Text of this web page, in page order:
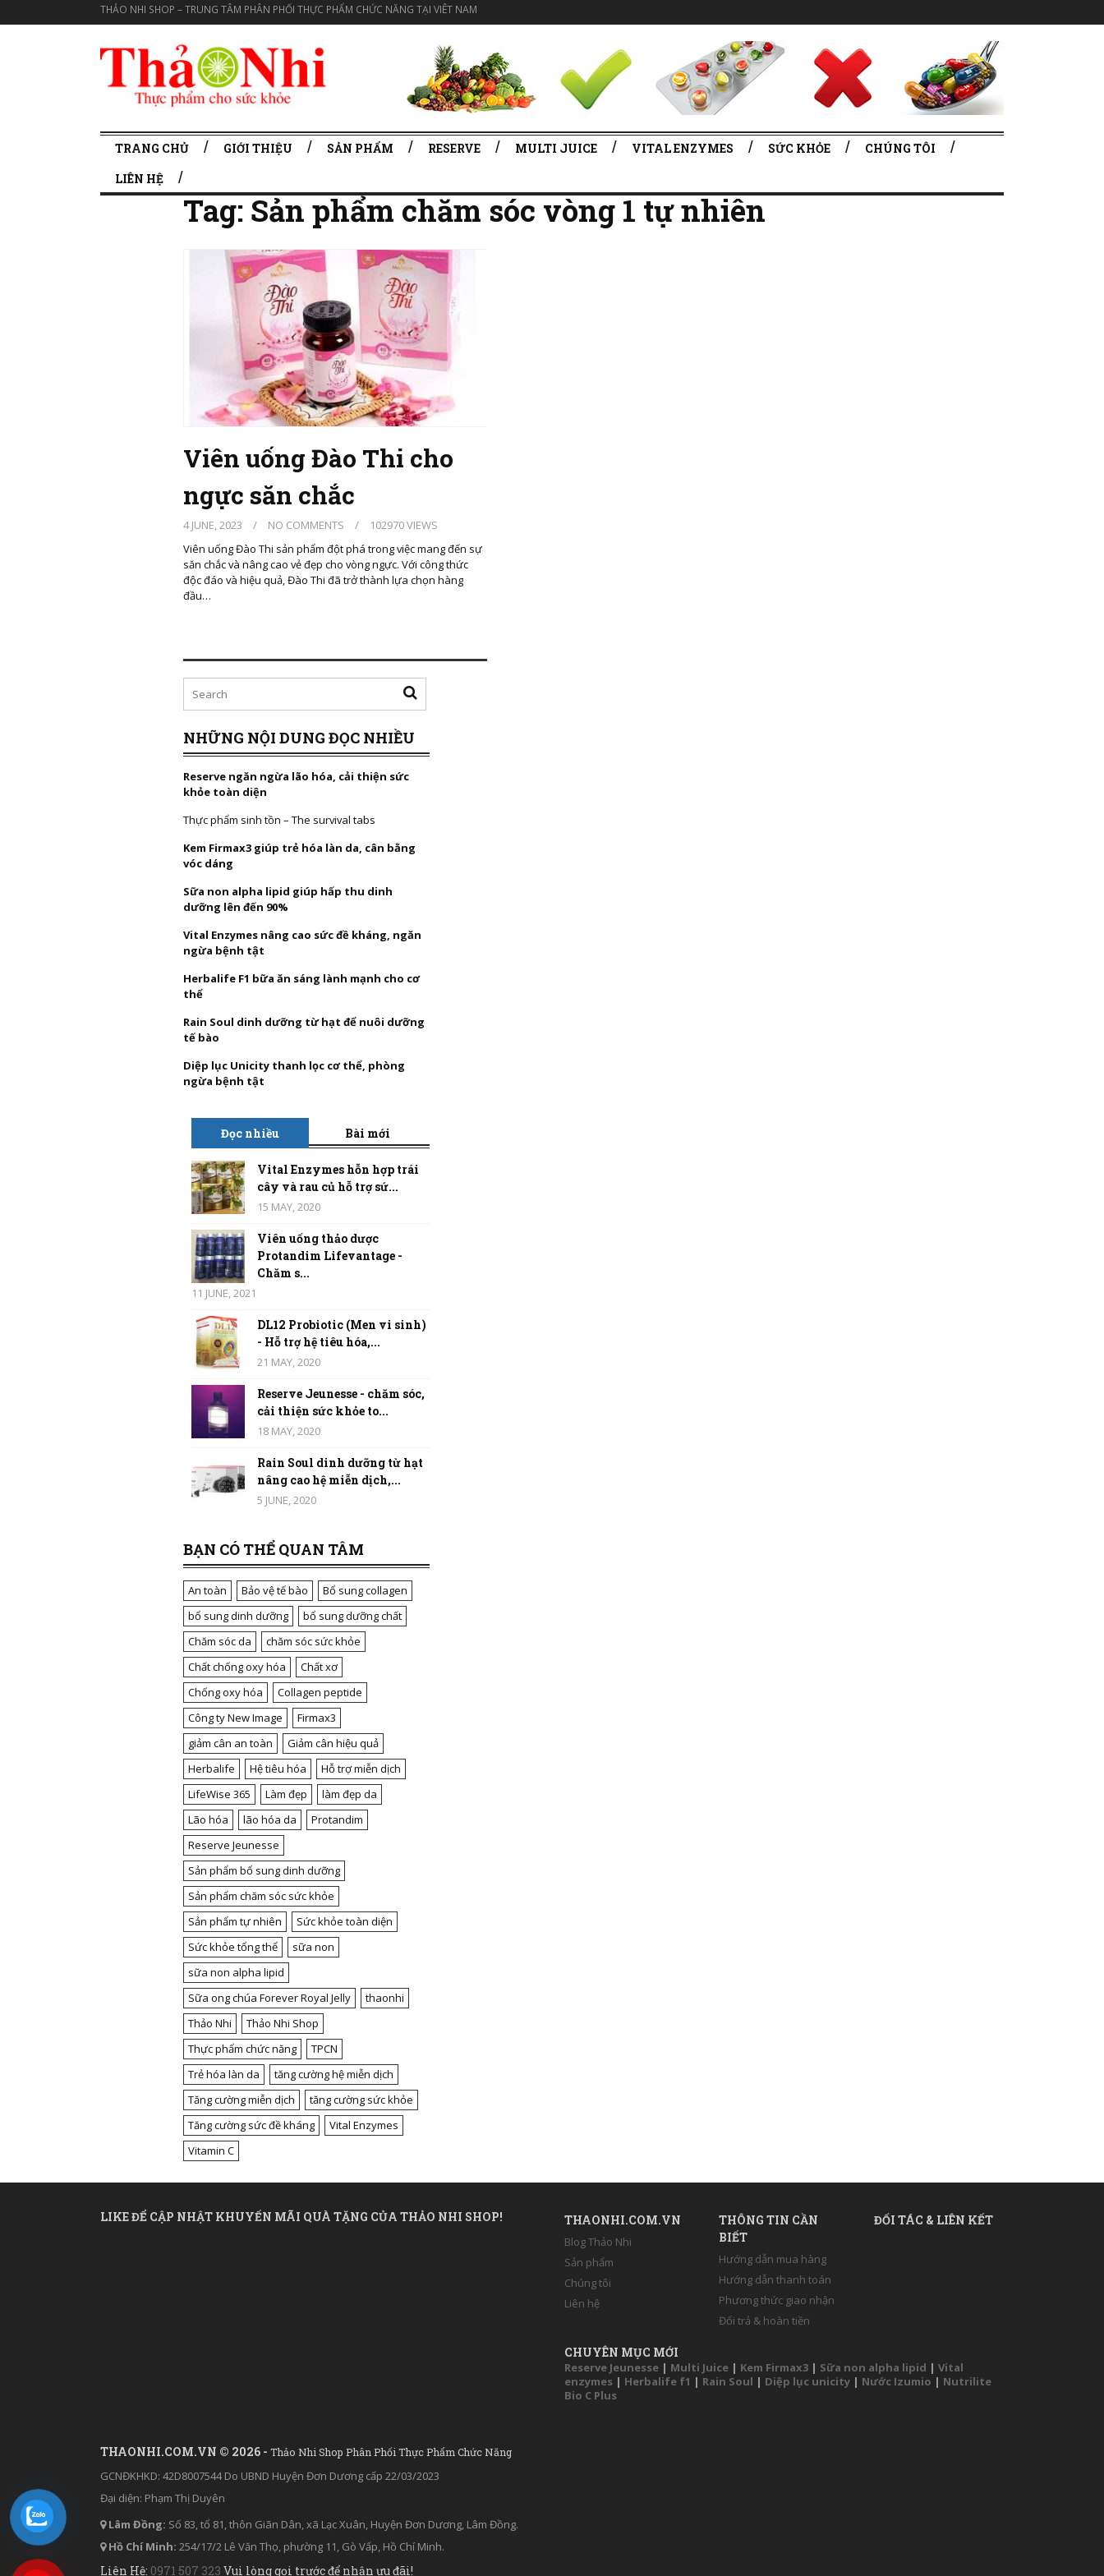
THẢO NHI SHOP – TRUNG TÂM PHÂN PHỐI THỰC PHẨM CHỨC NĂNG TẠI VIÊT NAM
TRANG CHỦ GIỚI THIỆU SẢN PHẨM RESERVE MULTI JUICE VITAL ENZYMES SỨC KHỎE
CHÚNG TÔI
LIÊN HỆ
Tag: Sản phẩm chăm sóc vòng 1 tự nhiên
Viên uống Đào Thi cho
ngực săn chắc
4 JUNE, 2023 / NO COMMENTS /
102970 VIEWS
Viên uống Đào Thi sản phẩm đột phá trong việc mang đến sự
săn chắc và nâng cao vẻ đẹp cho vòng ngực. Với công thức
độc đáo và hiệu quả, Đào Thi đã trở thành lựa chọn hàng
đầu…
NHỮNG NỘI DUNG ĐỌC NHIỀU
Reserve ngăn ngừa lão hóa, cải thiện sức
khỏe toàn diện
Thực phẩm sinh tồn – The survival tabs
Kem Firmax3 giúp trẻ hóa làn da, cân bằng
vóc dáng
Sữa non alpha lipid giúp hấp thu dinh
dưỡng lên đến 90%
Vital Enzymes nâng cao sức đề kháng, ngăn
ngừa bệnh tật
Herbalife F1 bữa ăn sáng lành mạnh cho cơ
thể
Rain Soul dinh dưỡng từ hạt để nuôi dưỡng
tế bào
Diệp lục Unicity thanh lọc cơ thể, phòng
ngừa bệnh tật
Đọc nhiều Bài mới
Vital Enzymes hỗn hợp trái
cây và rau củ hỗ trợ sứ...
15 MAY, 2020
Viên uống thảo dược
Protandim Lifevantage -
Chăm s...
11 JUNE, 2021
DL12 Probiotic (Men vi sinh)
- Hỗ trợ hệ tiêu hóa,...
21 MAY, 2020
Reserve Jeunesse - chăm sóc,
cải thiện sức khỏe to...
18 MAY, 2020
Rain Soul dinh dưỡng từ hạt
nâng cao hệ miễn dịch,...
5 JUNE, 2020
BẠN CÓ THỂ QUAN TÂM
An toàn Bảo vệ tế bào
Bổ sung collagen
bổ sung dinh dưỡng
bổ sung dưỡng chất
Chăm sóc da
chăm sóc sức khỏe
Chất chống oxy hóa
Chất xơ
Chống oxy hóa
Collagen peptide
Công ty New Image
Firmax3
giảm cân an toàn
Giảm cân hiệu quả
Herbalife
Hệ tiêu hóa
Hỗ trợ miễn dịch
LifeWise 365
Làm đẹp
làm đẹp da
Lão hóa
lão hóa da
Protandim
Reserve Jeunesse
Sản phẩm bổ sung dinh dưỡng
Sản phẩm chăm sóc sức khỏe
Sản phẩm tự nhiên
Sức khỏe toàn diện
Sức khỏe tổng thể
sữa non
sữa non alpha lipid
Sữa ong chúa Forever Royal Jelly
thaonhi
Thảo Nhi
Thảo Nhi Shop
Thực phẩm chức năng
TPCN
Trẻ hóa làn da
tăng cường hệ miễn dịch
Tăng cường miễn dịch
tăng cường sức khỏe
Tăng cường sức đề kháng
Vital Enzymes
Vitamin C
LIKE ĐỂ CẬP NHẬT KHUYẾN MÃI QUÀ TẶNG CỦA THẢO NHI SHOP!
THAONHI.COM.VN © 2026 - Thảo Nhi Shop Phân Phối Thực Phẩm Chức Năng
GCNĐKHKD: 42D8007544 Do UBND Huyện Đơn Dương cấp 22/03/2023
Đại diện: Phạm Thị Duyên
Lâm Đồng: Số 83, tổ 81, thôn Giãn Dân, xã Lạc Xuân, Huyện Đơn Dương, Lâm Đồng.
Hồ Chí Minh: 254/17/2 Lê Văn Thọ, phường 11, Gò Vấp, Hồ Chí Minh.
Liên Hệ: 0971 507 323 Vui lòng gọi trước để nhận ưu đãi!
THAONHI.COM.VN
Blog Thảo Nhi
Sản phẩm
Chúng tôi
Liên hệ
THÔNG TIN CẦN
BIẾT
Hướng dẫn mua hàng
Hướng dẫn thanh toán
Phương thức giao nhận
Đổi trả & hoàn tiền
ĐỐI TÁC & LIÊN KẾT
CHUYÊN MỤC MỚI
Reserve Jeunesse | Multi Juice | Kem Firmax3 | Sữa non alpha lipid | Vital
enzymes | Herbalife f1 | Rain Soul | Diệp lục unicity | Nước Izumio | Nutrilite
Bio C Plus